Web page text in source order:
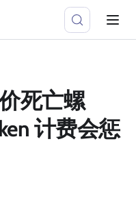
死亡螺
计费会惩